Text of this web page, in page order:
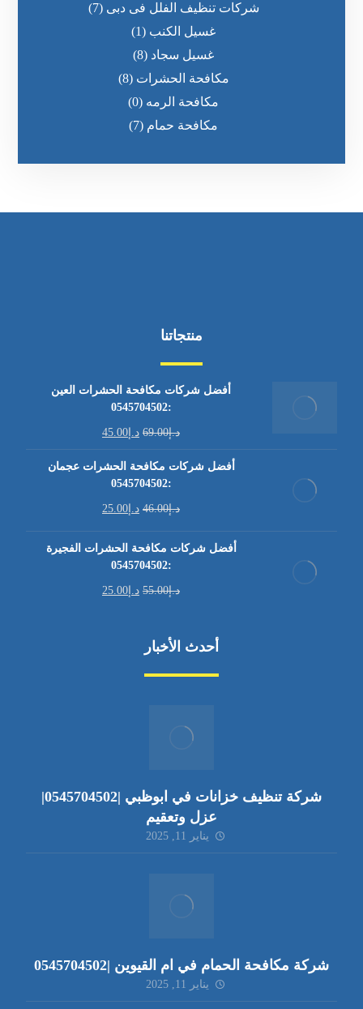
شركات تنظيف الفلل فى دبى (7)
غسيل الكنب (1)
غسيل سجاد (8)
مكافحة الحشرات (8)
مكافحة الرمه (0)
مكافحة حمام (7)
منتجاتنا
أفضل شركات مكافحة الحشرات العين
:0545704502
د.إ69.00 د.إ 45.00
أفضل شركات مكافحة الحشرات عجمان
:0545704502
د.إ46.00 د.إ 25.00
أفضل شركات مكافحة الحشرات الفجيرة
:0545704502
د.إ55.00 د.إ 25.00
أحدث الأخبار
شركة تنظيف خزانات في ابوظبي |0545704502|
عزل وتعقيم
يناير 11, 2025
شركة مكافحة الحمام في ام القيوين |0545704502
يناير 11, 2025